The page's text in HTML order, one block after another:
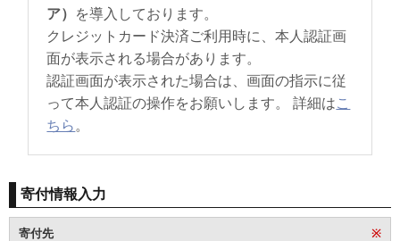
ア） を導入しております。
クレジットカード決済ご利用時に、本人認証画
面が表示される場合があります。
認証画面が表示された場合は、画面の指示に従
って本人認証の操作をお願いします。 詳細はこ
ちら 。
寄付情報入力
寄付先 ※